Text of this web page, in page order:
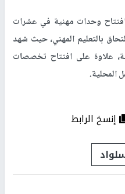
افتتاح وحدات مهنية في عشرات
بالتعليم المهني، حيث شهد
40 وحدة مهنية، علاوة على افتتاح تخصصات
المحلية.
إنسخ الرابط